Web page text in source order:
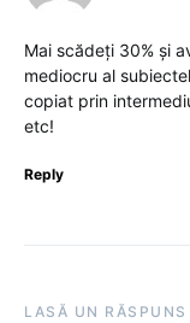
Mai scădeți 30% și
mediocru al
copiat prin
etc!
Reply
LASĂ UN RĂSPUNS